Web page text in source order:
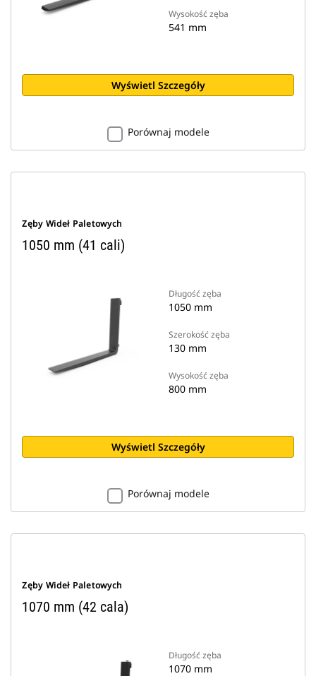
Wysokość zęba
541 mm
Wyświetl Szczegóły
Porównaj modele
Zęby Wideł Paletowych
1050 mm (41 cali)
Długość zęba
1050 mm
Szerokość zęba
130 mm
Wysokość zęba
800 mm
Wyświetl Szczegóły
Porównaj modele
Zęby Wideł Paletowych
1070 mm (42 cala)
Długość zęba
1070 mm